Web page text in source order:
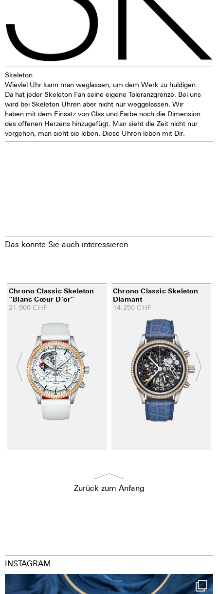
Edelstahl zu bevorzugen.
Skeleton
Wieviel Uhr kann man weglassen, um dem Werk zu huldigen.
Da hat jeder Skeleton Fan seine eigene Toleranzgrenze. Bei uns
wird bei Skeleton Uhren aber nicht nur weggelassen. Wir
haben mit dem Einsatz von Glas und Farbe noch die Dimension
des offenen Herzens hinzugefügt. Man sieht die Zeit nicht nur
vergehen, man sieht sie leben. Diese Uhren leben mit Dir.
Das könnte Sie auch interessieren
Chrono Classic Skeleton
“Blanc Cœur D’or”
21.900 CHF
Chrono Classic Skeleton
Diamant
14.250 CHF
Zurück zum Anfang
INSTAGRAM
Happy Birthday FCZ